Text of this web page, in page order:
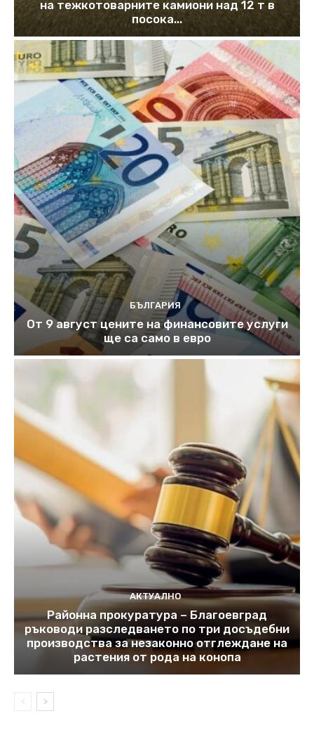
на тежкотоварните камиони над 12 т в
посока...
БЪЛГАРИЯ
От 9 август цените на финансовите услуги
ще са само в евро
АКТУАЛНО
Районна прокуратура – Благоевград
ръководи разследването по три досъдебни
производства за незаконно отглеждане на
растения от рода на конопа